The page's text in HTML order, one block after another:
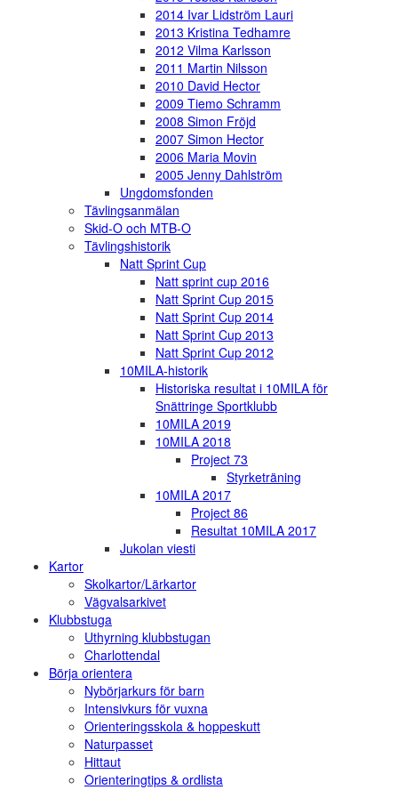
2014 Ivar Lidström Lauri
2013 Kristina Tedhamre
2012 Vilma Karlsson
2011 Martin Nilsson
2010 David Hector
2009 Tiemo Schramm
2008 Simon Fröjd
2007 Simon Hector
2006 Maria Movin
2005 Jenny Dahlström
Ungdomsfonden
Tävlingsanmälan
Skid-O och MTB-O
Tävlingshistorik
Natt Sprint Cup
Natt sprint cup 2016
Natt Sprint Cup 2015
Natt Sprint Cup 2014
Natt Sprint Cup 2013
Natt Sprint Cup 2012
10MILA-historik
Historiska resultat i 10MILA för
Snättringe Sportklubb
10MILA 2019
10MILA 2018
Project 73
Styrketräning
10MILA 2017
Project 86
Resultat 10MILA 2017
Jukolan viesti
Kartor
Skolkartor/Lärkartor
Vägvalsarkivet
Klubbstuga
Uthyrning klubbstugan
Charlottendal
Börja orientera
Nybörjarkurs för barn
Intensivkurs för vuxna
Orienteringsskola & hoppeskutt
Naturpasset
Hittaut
Orienteringtips & ordlista